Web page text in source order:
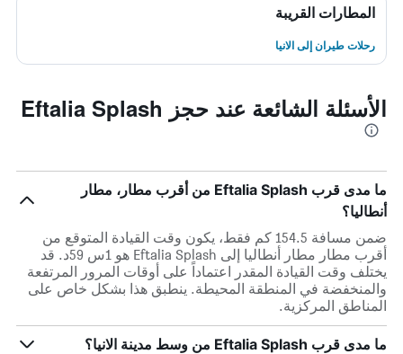
المطارات القريبة
رحلات طيران إلى الانيا
الأسئلة الشائعة عند حجز Eftalia Splash
ما مدى قرب Eftalia Splash من أقرب مطار، مطار
أنطاليا؟
ضمن مسافة 154.5 كم فقط، يكون وقت القيادة المتوقع من
أقرب مطار مطار أنطاليا إلى Eftalia Splash هو 1س 59د. قد
يختلف وقت القيادة المقدر اعتماداً على أوقات المرور المرتفعة
والمنخفضة في المنطقة المحيطة. ينطبق هذا بشكل خاص على
المناطق المركزية.
ما مدى قرب Eftalia Splash من وسط مدينة الانيا؟